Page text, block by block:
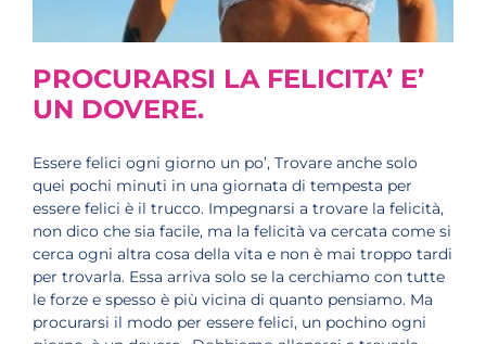
PROCURARSI LA FELICITA’ E’
UN DOVERE.
Essere felici ogni giorno un po’, Trovare anche solo
quei pochi minuti in una giornata di tempesta per
essere felici è il trucco. Impegnarsi a trovare la felicità,
non dico che sia facile, ma la felicità va cercata come si
cerca ogni altra cosa della vita e non è mai troppo tardi
per trovarla. Essa arriva solo se la cerchiamo con tutte
le forze e spesso è più vicina di quanto pensiamo. Ma
procurarsi il modo per essere felici, un pochino ogni